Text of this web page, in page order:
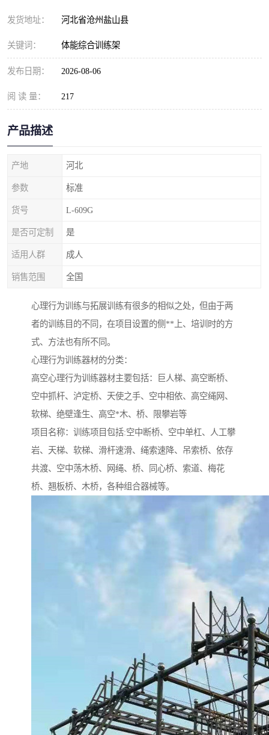
发货地址： 河北省沧州盐山县
关键词： 体能综合训练架
发布日期： 2026-08-06
阅 读 量： 217
产品描述
产地 河北
参数 标准
货号 L-609G
是否可定制 是
适用人群 成人
销售范围 全国
心理行为训练与拓展训练有很多的相似之处，但由于两
者的训练目的不同，在项目设置的侧**上、培训时的方
式、方法也有所不同。
心理行为训练器材的分类：
高空心理行为训练器材主要包括：巨人梯、高空断桥、
空中抓杆、泸定桥、天使之手、空中相依、高空绳网、
软梯、绝壁逢生、高空*木、桥、限攀岩等
项目名称：训练项目包括:空中断桥、空中单杠、人工攀
岩、天梯、软梯、滑杆速滑、绳索速降、吊索桥、依存
共渡、空中荡木桥、网绳、桥、同心桥、索道、梅花
桥、翘板桥、木桥，各种组合器械等。